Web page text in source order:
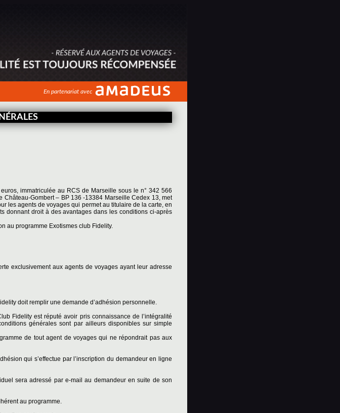
En partenariat avec
immatriculée au RCS de Marseille sous le n° 342 566
Gombert – BP 136 -13384 Marseille Cedex 13, met
les agents de voyages qui permet au titulaire de la carte, en
donnant droit à des avantages dans les conditions ci-après
au programme Exotismes club Fidelity.
exclusivement aux agents de voyages ayant leur adresse
doit remplir une demande d’adhésion personnelle.
Fidelity est réputé avoir pris connaissance de l’intégralité
générales sont par ailleurs disponibles sur simple
de tout agent de voyages qui ne répondrait pas aux
qui s’effectue par l’inscription du demandeur en ligne
sera adressé par e-mail au demandeur en suite de son
au programme.